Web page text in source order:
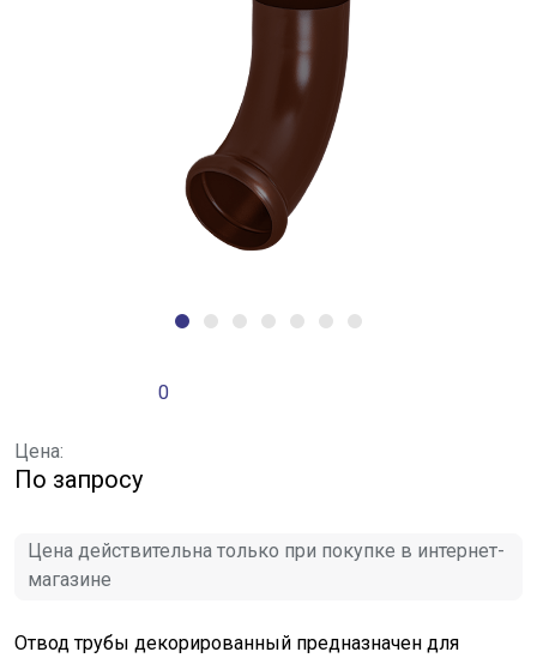
0
Цена:
По запросу
Цена действительна только при покупке в интернет-
магазине
Отвод трубы декорированный предназначен для